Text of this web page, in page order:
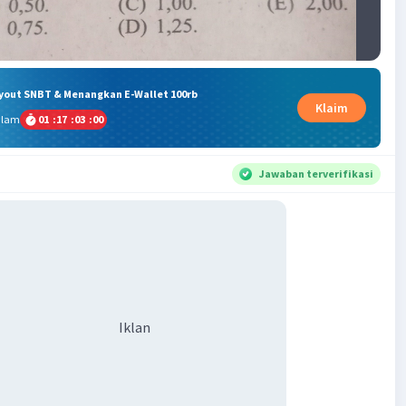
SNBT & Menangkan E-Wallet 100rb
01 :17 :03 :00
Klaim
Jawaban terverifikasi
Iklan